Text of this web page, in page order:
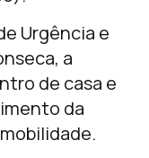
Urgência e
a
de casa e
da